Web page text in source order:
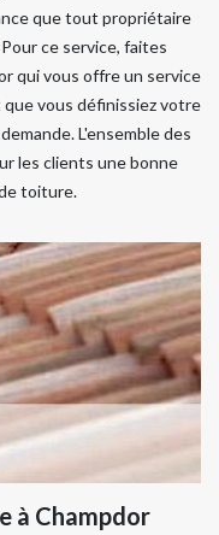
que tout propriétaire
ce service, faites
qui vous offre un service
vous définissiez votre
L'ensemble des
les clients une bonne
toiture.
à Champdor